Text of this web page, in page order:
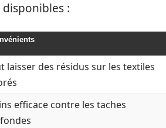
:
laisser des résidus sur les textiles
efficace contre les taches